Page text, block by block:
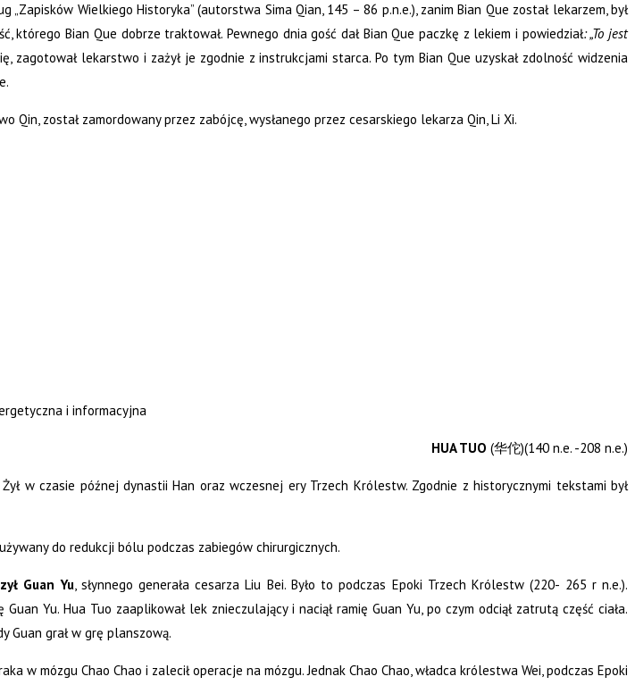
Wielkiego Historyka” (autorstwa Sima Qian, 145 – 86 p.n.e.), zanim Bian Que został lekarzem, był
Bian Que dobrze traktował. Pewnego dnia gość dał Bian Que paczkę z lekiem i powiedział: „To jest
zagotował lekarstwo i zażył je zgodnie z instrukcjami starca. Po tym Bian Que uzyskał zdolność widzenia
Qin, został zamordowany przez zabójcę, wysłanego przez cesarskiego lekarza Qin, Li Xi.
i informacyjna
HUA TUO (华佗)(140 n.e. -208 n.e.)
Żył w czasie późnej dynastii Han oraz wczesnej ery Trzech Królestw. Zgodnie z historycznymi tekstami był
do redukcji bólu podczas zabiegów chirurgicznych.
Guan Yu, słynnego generała cesarza Liu Bei. Było to podczas Epoki Trzech Królestw (220- 265 r n.e.).
Yu. Hua Tuo zaaplikował lek znieczulający i naciął ramię Guan Yu, po czym odciął zatrutą część ciała.
Guan grał w grę planszową.
w mózgu Chao Chao i zalecił operacje na mózgu. Jednak Chao Chao, władca królestwa Wei, podczas Epoki